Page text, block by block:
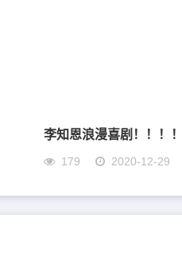
李知恩浪漫喜剧！！！！
179 2020-12-29